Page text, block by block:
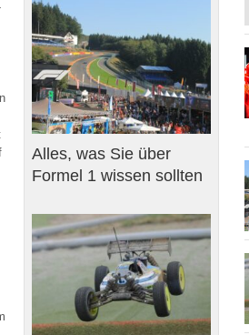
Alles, was Sie über
Formel 1 wissen sollten